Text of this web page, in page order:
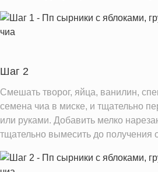
Вода
Натрий
Кальций
Железо
Калий
412.9
Фолиевая кислота
37.6
Витамин А
85.6
Шаг 2
Смешать творог, яйца, ванилин,
семена чиа в миске, и тщательно
или руками. Добавить мелко
тщательно вымесить до получения